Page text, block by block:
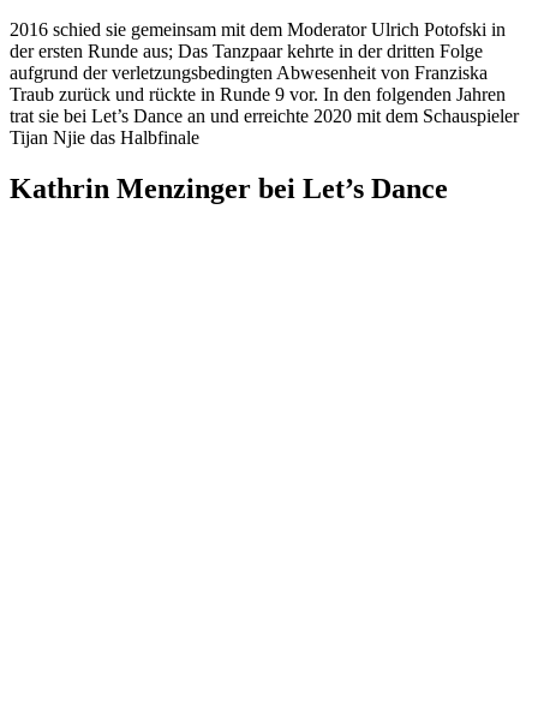
2016 schied sie gemeinsam mit dem Moderator Ulrich Potofski in
der ersten Runde aus; Das Tanzpaar kehrte in der dritten Folge
aufgrund der verletzungsbedingten Abwesenheit von Franziska
Traub zurück und rückte in Runde 9 vor. In den folgenden Jahren
trat sie bei Let’s Dance an und erreichte 2020 mit dem Schauspieler
Tijan Njie das Halbfinale
Kathrin Menzinger bei Let’s Dance